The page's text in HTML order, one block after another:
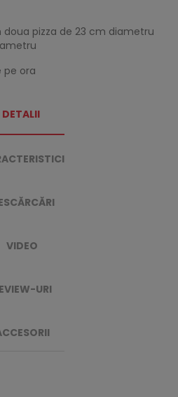
pizza de 23 cm diametru
pe ora
DETALII
VIDEO
URI